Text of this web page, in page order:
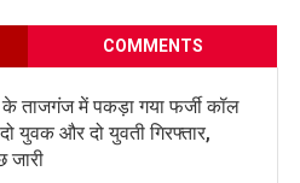
COMMENTS
ताजगंज में पकड़ा गया फर्जी कॉल
युवक और दो युवती गिरफ्तार,
जारी